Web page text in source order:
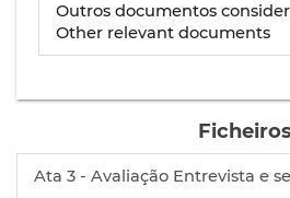
Outros documentos
Other relevant documents
Ficheiros
Ata 3 - Avaliação Entrevista e